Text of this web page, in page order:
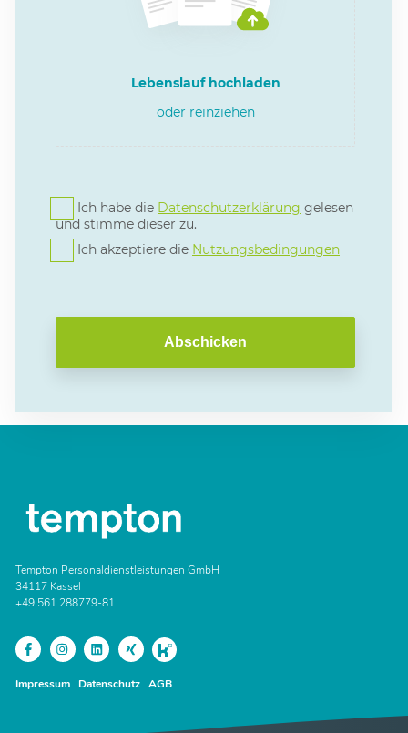
Lebenslauf hochladen
oder reinziehen
Ich habe die Datenschutzerklärung gelesen
und stimme dieser zu.
Ich akzeptiere die Nutzungsbedingungen
Abschicken
Tempton Personaldienstleistungen GmbH
34117 Kassel
+49 561 288779-81
Impressum Datenschutz AGB